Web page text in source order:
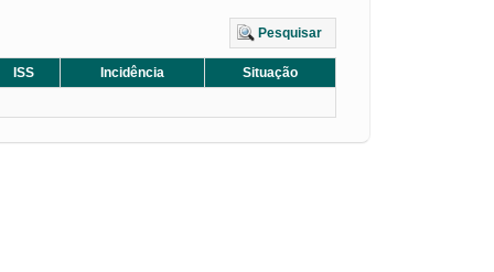
Pesquisar
ISS Incidência
Situação